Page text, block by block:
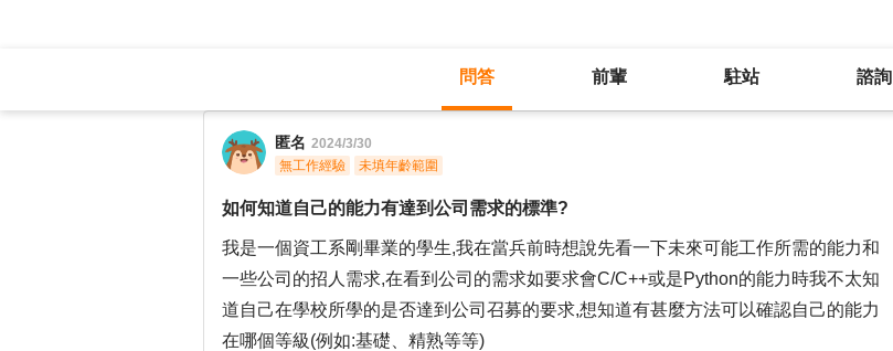
問答 前輩 駐站 諮詢
匿名 2024/3/30
無工作經驗
未填年齡範圍
如何知道自己的能力有達到公司需求的標準?
我是一個資工系剛畢業的學生,我在當兵前時想說先看一下未來可能工作所需的能力和
一些公司的招人需求,在看到公司的需求如要求會C/C++或是Python的能力時我不太知
道自己在學校所學的是否達到公司召募的要求,想知道有甚麼方法可以確認自己的能力
在哪個等級(例如:基礎、精熟等等)